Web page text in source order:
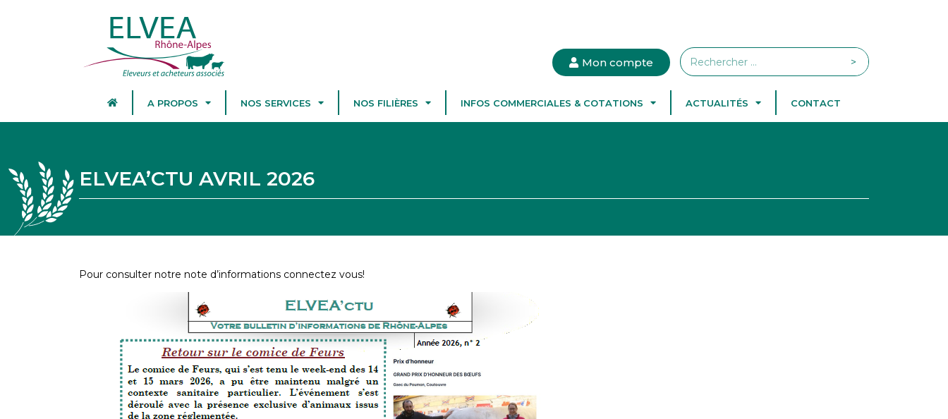
Mon compte >
A PROPOS NOS SERVICES NOS FILIÈRES INFOS COMMERCIALES & COTATIONS ACTUALITÉS CONTACT
ELVEA’CTU AVRIL 2026
Pour consulter notre note d’informations connectez vous!